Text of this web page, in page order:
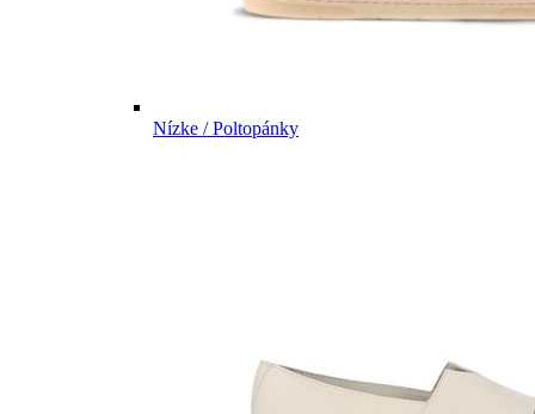
Nízke / Poltopánky